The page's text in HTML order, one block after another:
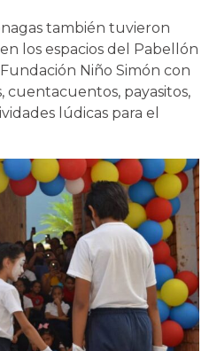
también tuvieron
los espacios del Pabellón
Niño Simón con
cuentacuentos, payasitos,
lúdicas para el